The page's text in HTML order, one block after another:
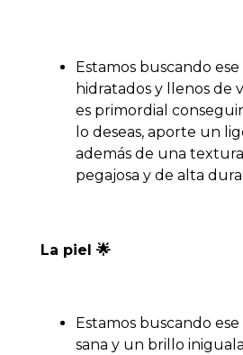
Estamos buscando
hidratados y llenos de
es primordial
lo deseas, aporte un
además de una
pegajosa y de alta
La piel 🌟
Estamos buscando ese
sana y un brillo